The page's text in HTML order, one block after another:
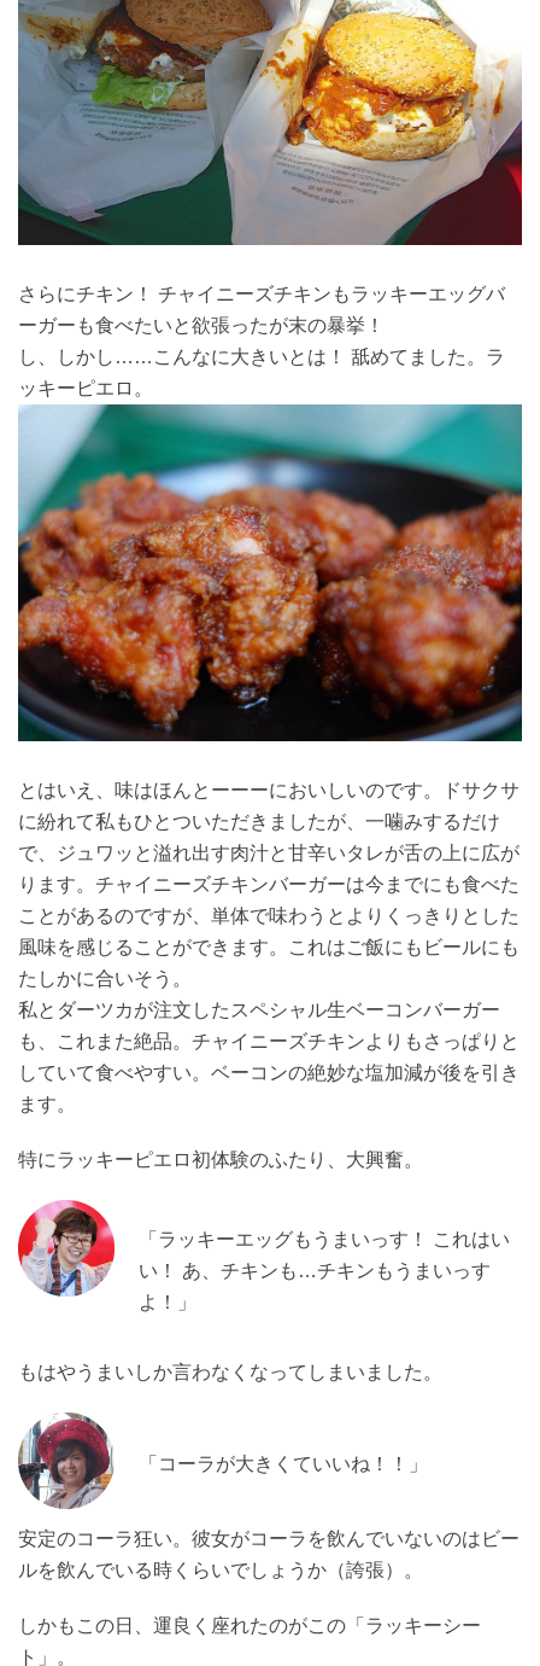
さらにチキン！ チャイニーズチキンもラッキーエッグバ
ーガーも食べたいと欲張ったが末の暴挙！
し、しかし……こんなに大きいとは！ 舐めてました。ラ
ッキーピエロ。
とはいえ、味はほんとーーーにおいしいのです。ドサクサ
に紛れて私もひとついただきましたが、一噛みするだけ
で、ジュワッと溢れ出す肉汁と甘辛いタレが舌の上に広が
ります。チャイニーズチキンバーガーは今までにも食べた
ことがあるのですが、単体で味わうとよりくっきりとした
風味を感じることができます。これはご飯にもビールにも
たしかに合いそう。
私とダーツカが注文したスペシャル生ベーコンバーガー
も、これまた絶品。チャイニーズチキンよりもさっぱりと
していて食べやすい。ベーコンの絶妙な塩加減が後を引き
ます。
特にラッキーピエロ初体験のふたり、大興奮。
「ラッキーエッグもうまいっす！ これはい
い！ あ、チキンも…チキンもうまいっす
よ！」
もはやうまいしか言わなくなってしまいました。
「コーラが大きくていいね！！」
安定のコーラ狂い。彼女がコーラを飲んでいないのはビー
ルを飲んでいる時くらいでしょうか（誇張）。
しかもこの日、運良く座れたのがこの「ラッキーシー
ト」。